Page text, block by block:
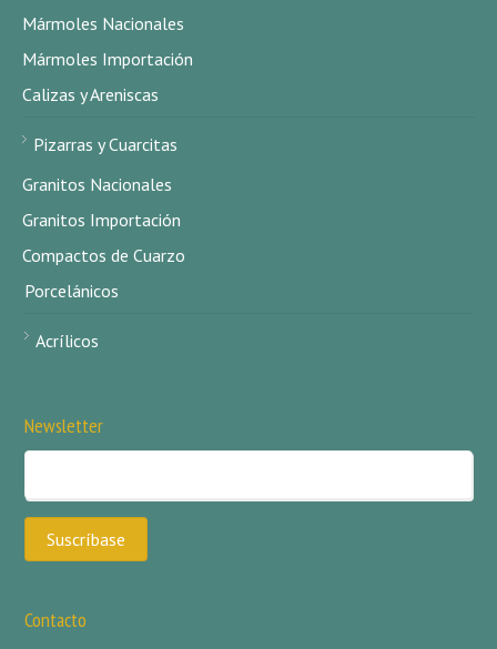
Mármoles Nacionales
Mármoles Importación
Calizas y Areniscas
Pizarras y Cuarcitas
Granitos Nacionales
Granitos Importación
Compactos de Cuarzo
Porcelánicos
Acrílicos
Newsletter
Contacto